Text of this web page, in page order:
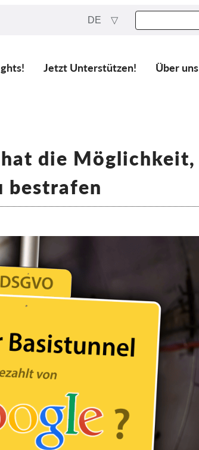
DE
Jetzt Unterstützen! Über uns
die Möglichkeit,
bestrafen